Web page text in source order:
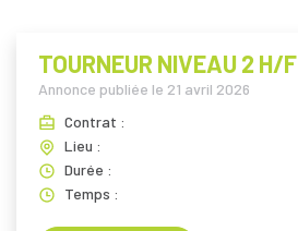
TOURNEUR NIVEAU 2 H/F
Annonce publiée le 21 avril 2026
Contrat :
Lieu :
Durée :
Temps :